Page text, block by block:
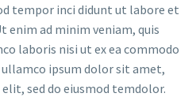
tempor inci didunt ut labore et
enim ad minim veniam, quis
laboris nisi ut ex ea commodo
ipsum dolor sit amet,
sed do eiusmod temdolor.